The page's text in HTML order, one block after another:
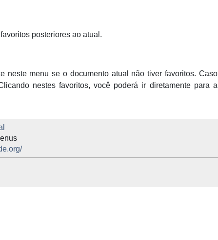
posteriores ao atual.
neste menu se o documento atual não tiver favoritos. Caso
nestes favoritos, você poderá ir diretamente para a